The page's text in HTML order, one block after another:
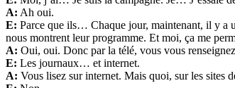
A: Ah oui.
E: Parce que ils… Chaque jour, maintenant, il y a
nous montrent leur programme. Et moi, ça me
A: Oui, oui. Donc par la télé, vous vous
E: Les journaux… et internet.
A: Vous lisez sur internet. Mais quoi, sur les sites